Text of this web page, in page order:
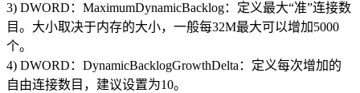
3) DWORD：MaximumDynamicBacklog：定义最大“准”连接数
目。大小取决于内存的大小，一般每32M最大可以增加5000
个。
4) DWORD：DynamicBacklogGrowthDelta：定义每次增加的
自由连接数目，建议设置为10。